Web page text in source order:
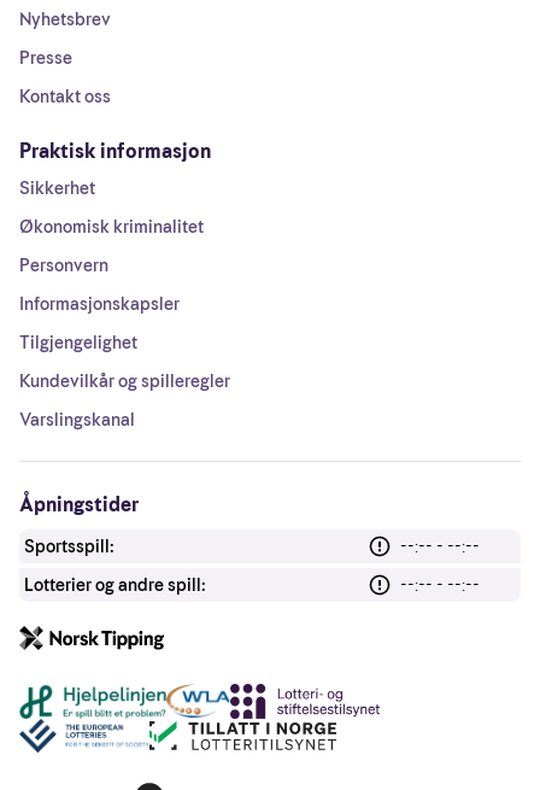
Nyhetsbrev
Presse
Kontakt oss
Praktisk informasjon
Sikkerhet
Økonomisk kriminalitet
Personvern
Informasjonskapsler
Tilgjengelighet
Kundevilkår og spilleregler
Varslingskanal
Åpningstider
Sportsspill:
--:-- - --:--
Lotterier og andre spill:
--:-- - --:--
Andre lenker